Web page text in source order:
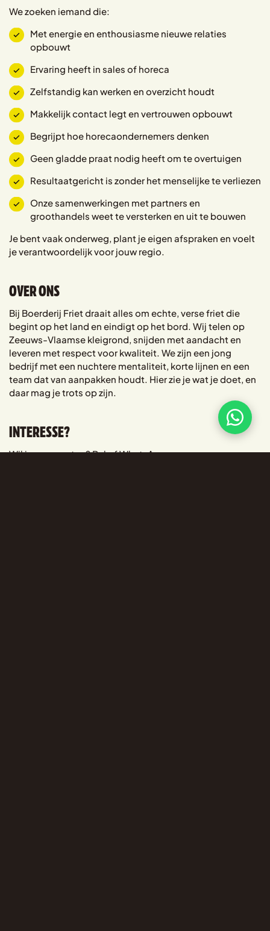
We zoeken iemand die:
Met energie en enthousiasme nieuwe relaties
opbouwt
Ervaring heeft in sales of horeca
Zelfstandig kan werken en overzicht houdt
Makkelijk contact legt en vertrouwen opbouwt
Begrijpt hoe horecaondernemers denken
Geen gladde praat nodig heeft om te overtuigen
Resultaatgericht is zonder het menselijke te verliezen
Onze samenwerkingen met partners en
groothandels weet te versterken en uit te bouwen
Je bent vaak onderweg, plant je eigen afspraken en voelt
je verantwoordelijk voor jouw regio.
OVER ONS
Bij Boerderij Friet draait alles om echte, verse friet die
begint op het land en eindigt op het bord. Wij telen op
Zeeuws-Vlaamse kleigrond, snijden met aandacht en
leveren met respect voor kwaliteit. We zijn een jong
bedrijf met een nuchtere mentaliteit, korte lijnen en een
team dat van aanpakken houdt. Hier zie je wat je doet, en
daar mag je trots op zijn.
INTERESSE?
Wil je meer weten? Bel of WhatsApp naar